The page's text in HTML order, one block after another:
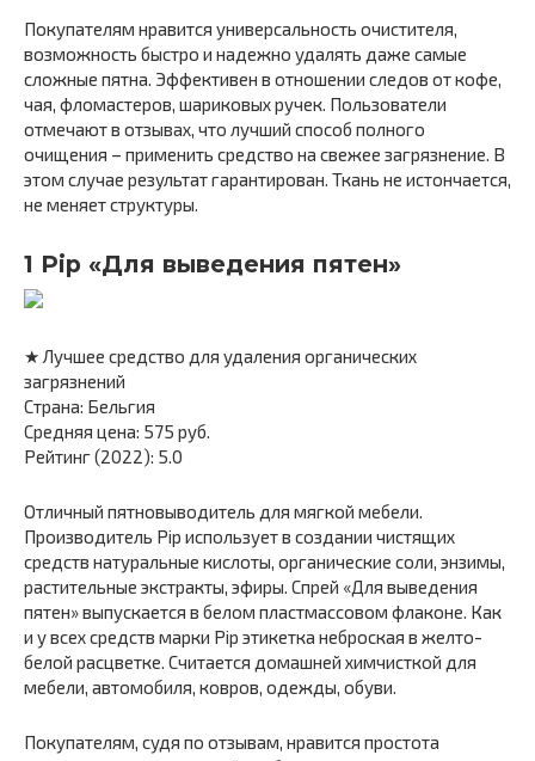
Покупателям нравится универсальность очистителя,
возможность быстро и надежно удалять даже самые
сложные пятна. Эффективен в отношении следов от кофе,
чая, фломастеров, шариковых ручек. Пользователи
отмечают в отзывах, что лучший способ полного
очищения – применить средство на свежее загрязнение. В
этом случае результат гарантирован. Ткань не истончается,
не меняет структуры.
1 Pip «Для выведения пятен»
★ Лучшее средство для удаления органических
загрязнений
Страна: Бельгия
Средняя цена: 575 руб.
Рейтинг (2022): 5.0
Отличный пятновыводитель для мягкой мебели.
Производитель Pip использует в создании чистящих
средств натуральные кислоты, органические соли, энзимы,
растительные экстракты, эфиры. Спрей «Для выведения
пятен» выпускается в белом пластмассовом флаконе. Как
и у всех средств марки Pip этикетка неброская в желто-
белой расцветке. Считается домашней химчисткой для
мебели, автомобиля, ковров, одежды, обуви.
Покупателям, судя по отзывам, нравится простота